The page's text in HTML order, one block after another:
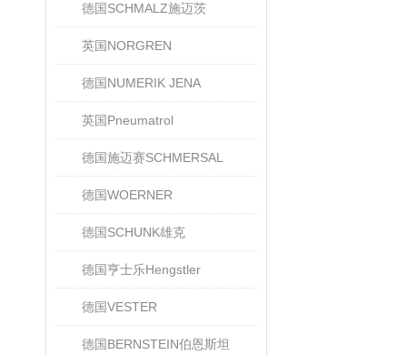
德国SCHMALZ施迈茨
英国NORGREN
德国NUMERIK JENA
英国Pneumatrol
德国施迈赛SCHMERSAL
德国WOERNER
德国SCHUNK雄克
德国亨士乐Hengstler
德国VESTER
德国BERNSTEIN伯恩斯坦